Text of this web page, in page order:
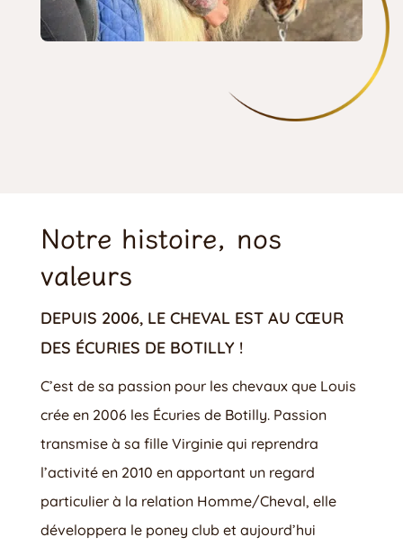
Notre histoire, nos
valeurs
DEPUIS 2006, LE CHEVAL EST AU CŒUR
DES ÉCURIES DE BOTILLY !
C’est de sa passion pour les chevaux que Louis
crée en 2006 les Écuries de Botilly. Passion
transmise à sa fille Virginie qui reprendra
l’activité en 2010 en apportant un regard
particulier à la relation Homme/Cheval, elle
développera le poney club et aujourd’hui